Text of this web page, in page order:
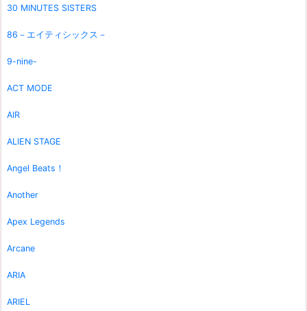
30 MINUTES SISTERS
86－エイティシックス－
9-nine-
ACT MODE
AIR
ALIEN STAGE
Angel Beats！
Another
Apex Legends
Arcane
ARIA
ARIEL